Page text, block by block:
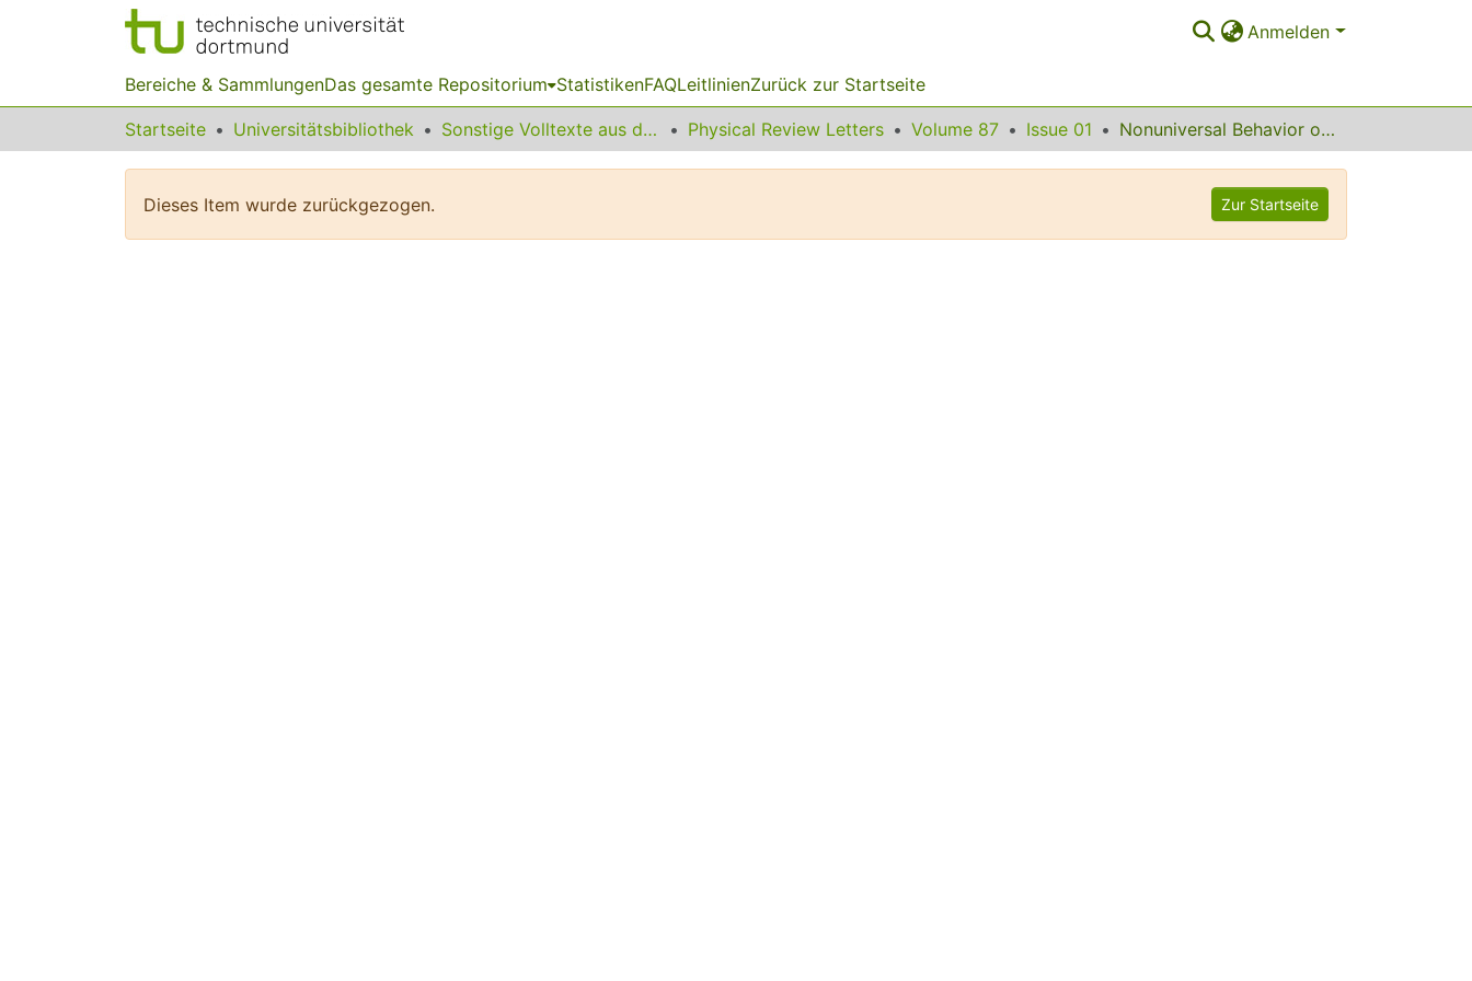
Anmelden
Bereiche & SammlungenDas gesamte Repositorium StatistikenFAQLeitlinienZurück zur Startseite
Startseite Universitätsbibliothek Sonstige Volltexte aus dem Bibliotheksangebot Physical Review Letters Volume 87 Issue 01 Nonuniversal Behavior of the k-Body Embedded Gaussian Unitary Ensemble of Random Matrices
Dieses Item wurde zurückgezogen. Zur Startseite